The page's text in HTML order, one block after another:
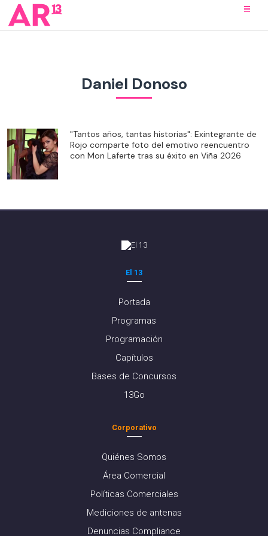
Daniel Donoso
"Tantos años, tantas historias": Exintegrante de
Rojo comparte foto del emotivo reencuentro
con Mon Laferte tras su éxito en Viña 2026
El 13
Portada
Programas
Programación
Capítulos
Bases de Concursos
13Go
Corporativo
Quiénes Somos
Área Comercial
Políticas Comerciales
Mediciones de antenas
Denuncias Compliance